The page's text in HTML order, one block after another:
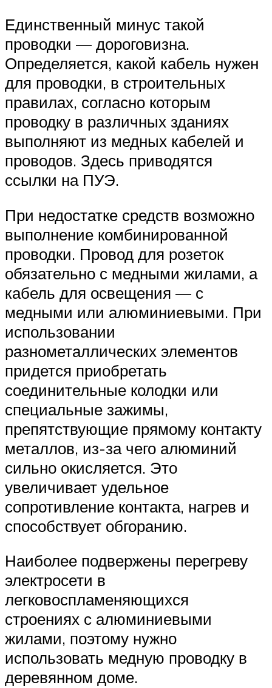
Единственный минус такой
проводки — дороговизна.
Определяется, какой кабель нужен
для проводки, в строительных
правилах, согласно которым
проводку в различных зданиях
выполняют из медных кабелей и
проводов. Здесь приводятся
ссылки на ПУЭ.
При недостатке средств возможно
выполнение комбинированной
проводки. Провод для розеток
обязательно с медными жилами, а
кабель для освещения — с
медными или алюминиевыми. При
использовании
разнометаллических элементов
придется приобретать
соединительные колодки или
специальные зажимы,
препятствующие прямому контакту
металлов, из-за чего алюминий
сильно окисляется. Это
увеличивает удельное
сопротивление контакта, нагрев и
способствует обгоранию.
Наиболее подвержены перегреву
электросети в
легковоспламеняющихся
строениях с алюминиевыми
жилами, поэтому нужно
использовать медную проводку в
деревянном доме.